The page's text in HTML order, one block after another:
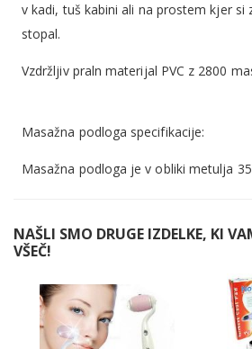
v kadi, tuš kabini ali na prostem kjer si
stopal.
Vzdržljiv praln materijal PVC z 2800
Masažna podloga specifikacije:
Masažna podloga je v obliki metulja
NAŠLI SMO DRUGE IZDELKE, KI
VŠEČ!